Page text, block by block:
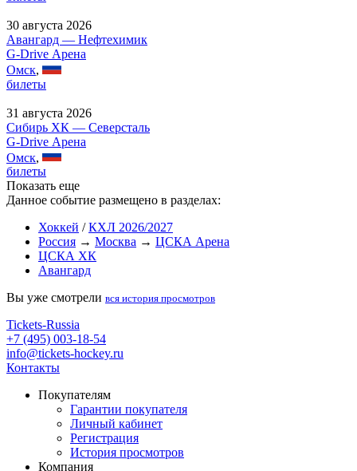
30 августа 2026
Авангард — Нефтехимик
G-Drive Арена
Омск,
билеты
31 августа 2026
Сибирь ХК — Северсталь
G-Drive Арена
Омск,
билеты
Показать еще
Данное событие размещено в разделах:
Хоккей /КХЛ 2026/2027
Россия → Москва → ЦСКА Арена
ЦСКА ХК
Авангард
Вы уже смотрели вся история просмотров
Tickets-Russia
+7 (495) 003-18-54
info@tickets-hockey.ru
Контакты
Покупателям
Гарантии покупателя
Личный кабинет
Регистрация
История просмотров
Компания